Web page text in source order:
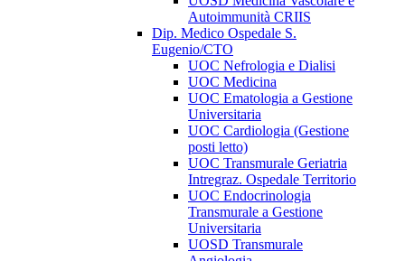
Autoimmunità CRIIS
Dip. Medico Ospedale S.
Eugenio/CTO
UOC Nefrologia e Dialisi
UOC Medicina
UOC Ematologia a Gestione
Universitaria
UOC Cardiologia (Gestione
posti letto)
UOC Transmurale Geriatria
Intregraz. Ospedale Territorio
UOC Endocrinologia
Transmurale a Gestione
Universitaria
UOSD Transmurale